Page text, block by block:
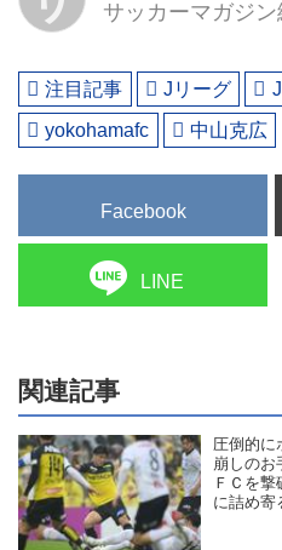
サッカーマガジン
注目記事 Jリーグ
yokohamafc
中山克広
Facebook
LINE
関連記事
圧倒的に
崩しのお
ＦＣを
に詰め